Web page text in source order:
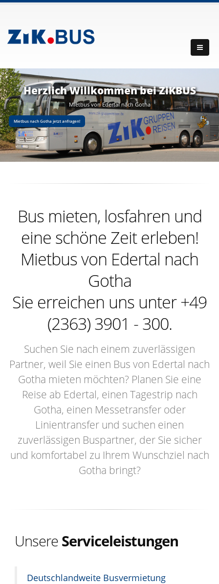
Herzlich Willkommen bei ZiKBUS
Mietbus von Edertal nach Gotha
Mietbus nach Gotha jetzt anfragen!
Bus mieten, losfahren und
eine schöne Zeit erleben!
Mietbus von Edertal nach
Gotha
Sie erreichen uns unter +49
(2363) 3901 - 300.
Suchen Sie nach einem zuverlässigen
Partner, weil Sie einen Bus von Edertal nach
Gotha mieten möchten? Planen Sie eine
Reise ab Edertal, einen Tagestrip nach
Gotha, einen Messetransfer oder
Linientransfer und suchen einen
zuverlässigen Buspartner, der Sie sicher
und komfortabel zu Ihrem Wunschziel nach
Gotha bringt?
Unsere Serviceleistungen
Deutschlandweite Busvermietung